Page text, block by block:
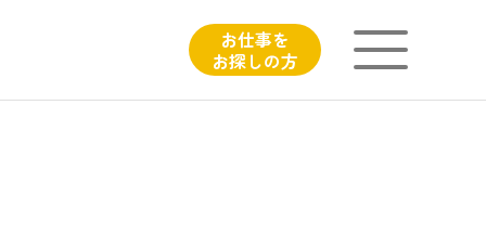
お仕事を
お探しの方